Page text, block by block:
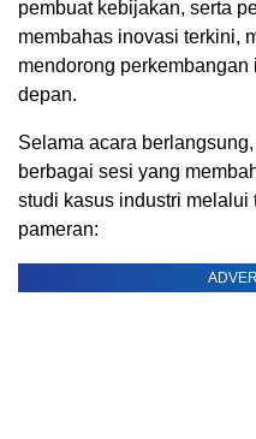
pembuat kebijakan, serta
membahas inovasi terkini,
mendorong
depan.
Selama acara
berbagai sesi yang
studi kasus industri melalui
pameran: